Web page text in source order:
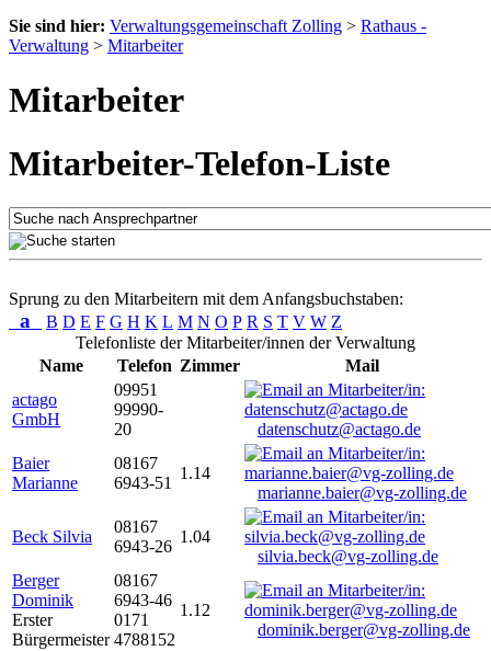
Sie sind hier: Verwaltungsgemeinschaft Zolling > Rathaus -
Verwaltung > Mitarbeiter
Mitarbeiter
Mitarbeiter-Telefon-Liste
Sprung zu den Mitarbeitern mit dem Anfangsbuchstaben:
a B D E F G H K L M N O P R S T V W Z
Telefonliste der Mitarbeiter/innen der Verwaltung
Name
Telefon Zimmer
Mail
actago
GmbH
09951
99990-
20
datenschutz@actago.de
Baier
Marianne
08167
6943-51
1.14
marianne.baier@vg-zolling.de
Beck Silvia
08167
6943-26
1.04
silvia.beck@vg-zolling.de
Berger
Dominik
Erster
Bürgermeister
08167
6943-46
0171
4788152
1.12
dominik.berger@vg-zolling.de